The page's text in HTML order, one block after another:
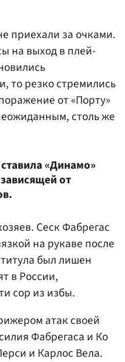
приехали за очками.
на выход в плей-
то резко стремились
от «Порту»
столь же
«Динамо»
от
Сеск Фабрегас
на рукаве после
титула был лишен
в России,
сор из избы.
атак своей
Фабрегаса и Ко
и Карлос Вела.